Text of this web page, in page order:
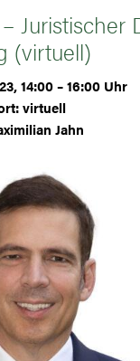
– Juristischer
(virtuell)
14:00 – 16:00 Uhr
virtuell
Jahn